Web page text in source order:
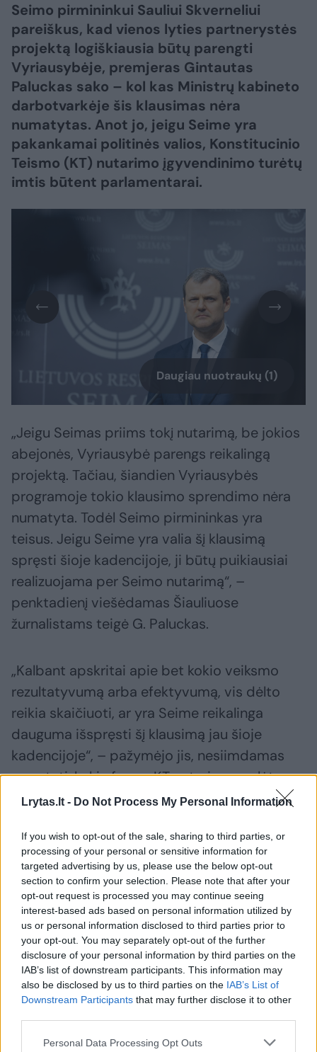
Lrytas.lt - Do Not Process My Personal Information
If you wish to opt-out of the sale, sharing to third parties, or
processing of your personal or sensitive information for
targeted advertising by us, please use the below opt-out
section to confirm your selection. Please note that after your
opt-out request is processed you may continue seeing
interest-based ads based on personal information utilized by
us or personal information disclosed to third parties prior to
your opt-out. You may separately opt-out of the further
disclosure of your personal information by third parties on the
IAB’s list of downstream participants. This information may
also be disclosed by us to third parties on the IAB’s List of
Downstream Participants that may further disclose it to other
Personal Data Processing Opt Outs
Seimo pirmininkui Sauliui Skverneliui
pareiškus, kad vienos lyties partnerystės
projektą logiškiausia būtų parengti
Vyriausybėje, premjeras Gintautas
Paluckas sako – kol kas Ministrų kabineto
darbotvarkėje šis klausimas nėra
numatytas. Anot jo, jeigu Seime yra
pakankamai politinės valios, Konstitucinio
Teismo (KT) nutarimo įgyvendinimo turėtų
imtis būtent parlamentarai.
Daugiau nuotraukų (1)
„Jeigu Seimas priims tokį nutarimą, be jokios
abejonės, Vyriausybė parengs reikalingą
projektą. Tačiau, šiandien Vyriausybės
programoje tokio klausimo sprendimo nėra
numatyta. Todėl Seimo pirmininkas yra
teisus. Jeigu Seime yra valia šį klausimą
spręsti šioje kadencijoje, ji būtų puikiausiai
realizuojama per Seimo nutarimą“, –
penktadienį viešėdamas Šiauliuose
žurnalistams teigė G. Paluckas.
„Kalbant apskritai apie bet kokio veiksmo
rezultatyvumą arba efektyvumą, vis dėlto
reikia skaičiuoti, ar yra Seime reikalinga
dauguma išspręsti šį klausimą jau šioje
kadencijoje“, – pažymėjo jis, nesiimdamas
svarstyti, kokia forma KT nutarimas galėtų
būti įgyvendintas.
ELTA primena, kad Konstitucinis Teismas
ketvirtadienį paskelbė, kad tai, jog Lietuvoje
nėra įteisinta partnerystė tarp tos pačios
lyties asmenų, prieštarauja pagrindiniam
valstybės įstatymui.
Susiję straipsniai